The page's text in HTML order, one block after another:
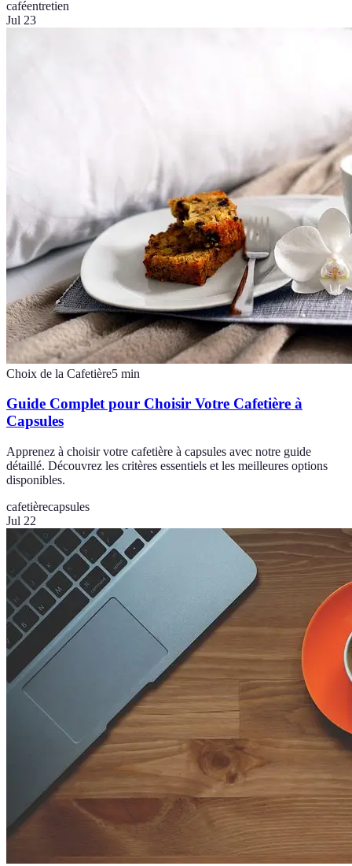
caféentretien
Jul 23
Choix de la Cafetière5 min
Guide Complet pour Choisir Votre Cafetière à
Capsules
Apprenez à choisir votre cafetière à capsules avec notre guide
détaillé. Découvrez les critères essentiels et les meilleures options
disponibles.
cafetièrecapsules
Jul 22